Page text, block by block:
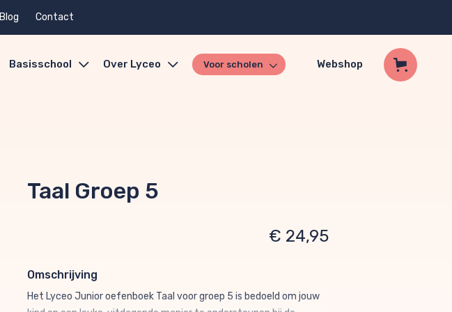
Blog Contact
Basisschool Over Lyceo Voor scholen Webshop
Taal Groep 5
€ 24,95
Omschrijving
Het Lyceo Junior oefenboek Taal voor groep 5 is bedoeld om jouw